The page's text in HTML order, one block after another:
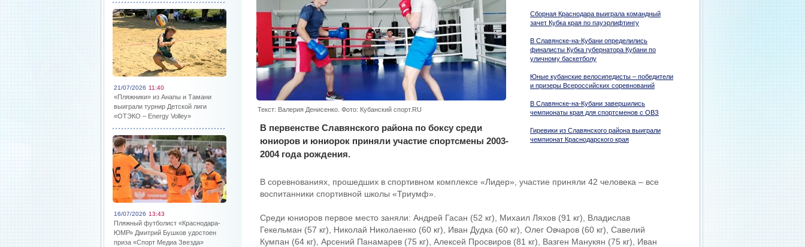
21/07/2026 11:40
«Пляжники» из Анапы и Тамани
выиграли турнир Детской лиги
«ОТЭКО – Energy Volley»
16/07/2026 13:43
Пляжный футболист «Краснодара-
ЮМР» Дмитрий Бушков удостоен
приза «Спорт Медиа Звезда»
Сборная Краснодара выиграла командный
зачет Кубка края по пауэрлифтингу
В Славянске-на-Кубани определились
финалисты Кубка губернатора Кубани по
уличному баскетболу
Юные кубанские велосипедисты – победители
и призеры Всероссийских соревнований
В Славянске-на-Кубани завершились
чемпионаты края для спортсменов с ОВЗ
Гиревики из Славянского района выиграли
чемпионат Краснодарского края
Текст: Валерия Денисенко. Фото: Кубанский спорт.RU
В первенстве Славянского района по боксу среди
юниоров и юниорок приняли участие спортсмены 2003-
2004 года рождения.
В соревнованиях, прошедших в спортивном комплексе «Лидер», участие приняли 42 человека – все
воспитанники спортивной школы «Триумф».
Среди юниоров первое место заняли: Андрей Гасан (52 кг), Михаил Ляхов (91 кг), Владислав
Гекельман (57 кг), Николай Николаенко (60 кг), Иван Дудка (60 кг), Олег Овчаров (60 кг), Савелий
Кумпан (64 кг), Арсений Панамарев (75 кг), Алексей Просвиров (81 кг), Вазген Манукян (75 кг), Иван